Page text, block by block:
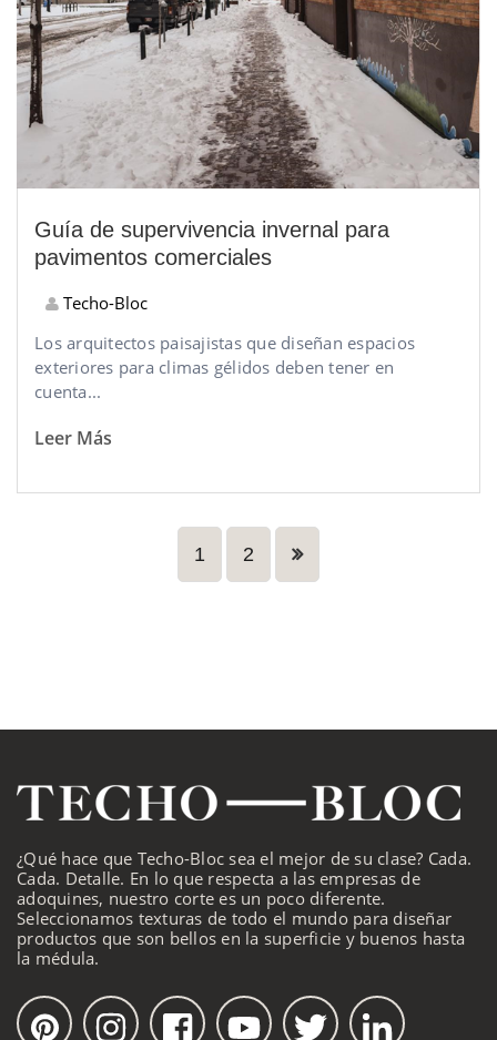
Guía de supervivencia invernal para
pavimentos comerciales
Techo-Bloc
Los arquitectos paisajistas que diseñan espacios
exteriores para climas gélidos deben tener en
cuenta...
Leer Más
1 2
¿Qué hace que Techo-Bloc sea el mejor de su clase? Cada.
Cada. Detalle. En lo que respecta a las empresas de
adoquines, nuestro corte es un poco diferente.
Seleccionamos texturas de todo el mundo para diseñar
productos que son bellos en la superficie y buenos hasta
la médula.